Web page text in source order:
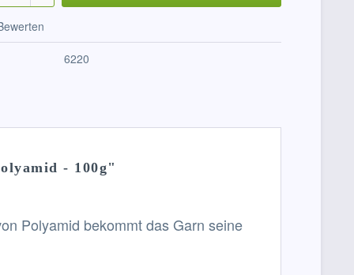
6220
- 100g"
Polyamid bekommt das Garn seine